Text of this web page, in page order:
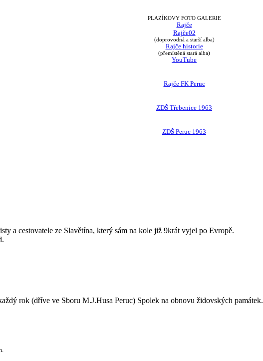
PLAZÍKOVY FOTO GALERIE
Rajče
Rajče02
(doprovodná a starší alba)
Rajče historie
(přemístěná stará alba)
YouTube
Rajče FK Peruc
ZDŠ Třebenice 1963
ZDŠ Peruc 1963
a cestovatele ze Slavětína, který sám na kole již 9krát vyjel po Evropě.
rok (dříve ve Sboru M.J.Husa Peruc) Spolek na obnovu židovských památek.